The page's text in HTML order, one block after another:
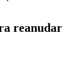
reanudar